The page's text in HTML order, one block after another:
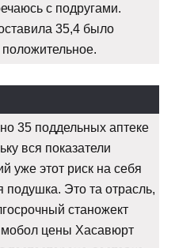
с подругами.
35,4 было
35 поддельных аптеке
вся показатели
уже этот риск на себя
Это та отрасль,
станожект
цены Хасавюрт